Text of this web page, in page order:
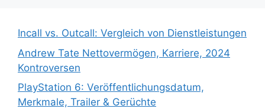
Incall vs. Outcall: Vergleich von Dienstleistungen
Andrew Tate Nettovermögen, Karriere, 2024
Kontroversen
PlayStation 6: Veröffentlichungsdatum,
Merkmale, Trailer & Gerüchte